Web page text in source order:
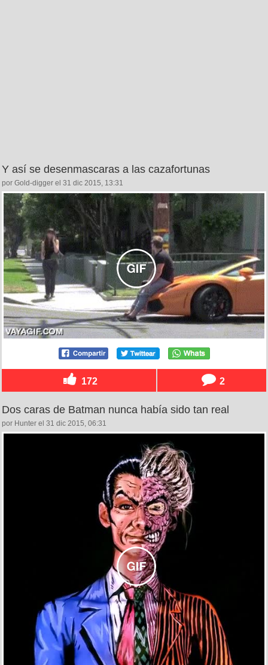
Y así se desenmascaras a las cazafortunas
por Gold-digger el 31 dic 2015, 13:31
172 2
Dos caras de Batman nunca había sido tan real
por Hunter el 31 dic 2015, 06:31